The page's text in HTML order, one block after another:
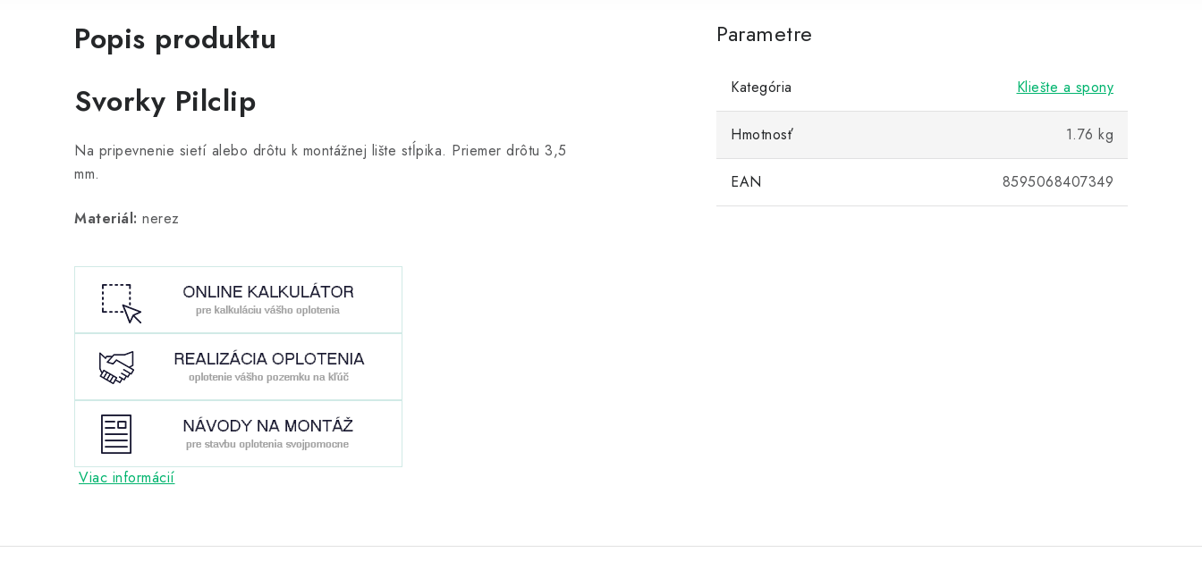
Popis produktu
Svorky Pilclip
Na pripevnenie sietí alebo drôtu k montážnej lište stĺpika. Priemer drôtu 3,5
mm.
Materiál: nerez
Parametre
Kategória Kliešte a spony
Hmotnosť 1.76 kg
EAN 8595068407349
Viac informácií